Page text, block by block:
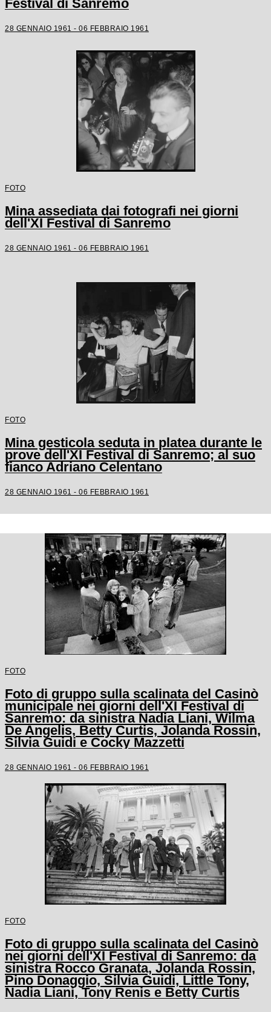
Festival di Sanremo
28 GENNAIO 1961 - 06 FEBBRAIO 1961
FOTO
Mina assediata dai fotografi nei giorni
dell'XI Festival di Sanremo
28 GENNAIO 1961 - 06 FEBBRAIO 1961
FOTO
Mina gesticola seduta in platea durante le
prove dell'XI Festival di Sanremo; al suo
fianco Adriano Celentano
28 GENNAIO 1961 - 06 FEBBRAIO 1961
FOTO
Foto di gruppo sulla scalinata del Casinò
municipale nei giorni dell'XI Festival di
Sanremo: da sinistra Nadia Liani, Wilma
De Angelis, Betty Curtis, Jolanda Rossin,
Silvia Guidi e Cocky Mazzetti
28 GENNAIO 1961 - 06 FEBBRAIO 1961
FOTO
Foto di gruppo sulla scalinata del Casinò
nei giorni dell'XI Festival di Sanremo: da
sinistra Rocco Granata, Jolanda Rossin,
Pino Donaggio, Silvia Guidi, Little Tony,
Nadia Liani, Tony Renis e Betty Curtis